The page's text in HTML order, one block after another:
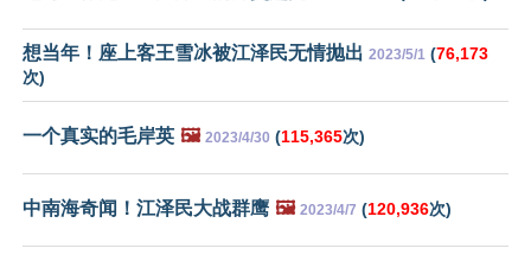
想当年！座上客王雪冰被江泽民无情抛出 2023/5/1 (76,173
次)
一个真实的毛岸英 🖼️ 2023/4/30 (115,365次)
中南海奇闻！江泽民大战群鹰 🖼️ 2023/4/7 (120,936次)